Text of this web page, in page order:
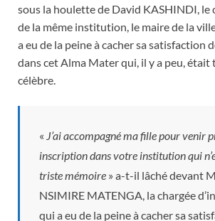
sous la houlette de David KASHINDI, le
de la même institution, le maire de la
a eu de la peine à cacher sa satisfaction
dans cet Alma Mater qui, il y a peu,
célèbre.
« J’ai accompagné ma fille pour venir
inscription dans votre institution qui
triste mémoire » a-t-il lâché devant
NSIMIRE MATENGA, la chargée
qui a eu de la peine à cacher sa